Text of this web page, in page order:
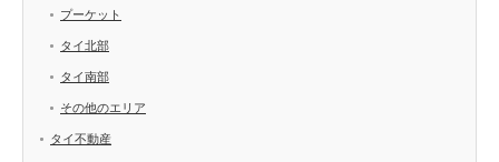
プーケット
タイ北部
タイ南部
その他のエリア
タイ不動産